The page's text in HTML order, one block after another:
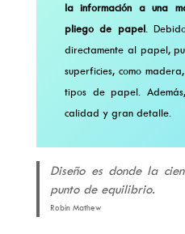
la información a una
pliego de papel.
directamente al papel,
superficies, como
tipos de papel.
calidad y gran detalle.
Diseño es donde la
punto de equilibrio.
Robin Mathew